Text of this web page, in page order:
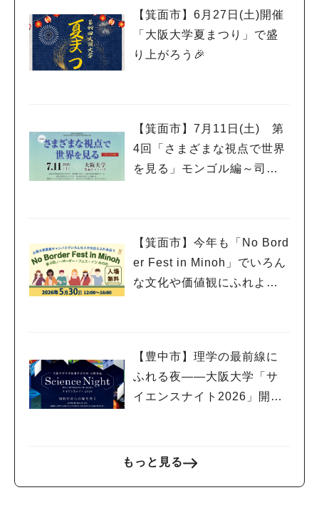
【箕面市】6月27日(土)開催
「大阪大学夏まつり」で盛
り上がろう🎉
【箕面市】7月11日(土) 第
4回「さまざまな視点で世界
を見る」モンゴル編～司馬
【箕面市】今年も「No Bord
er Fest in Minoh」でいろん
な文化や価値観にふれよ
【豊中市】理学の最前線に
ふれる夜――大阪大学「サ
イエンスナイト2026」開
もっと見る